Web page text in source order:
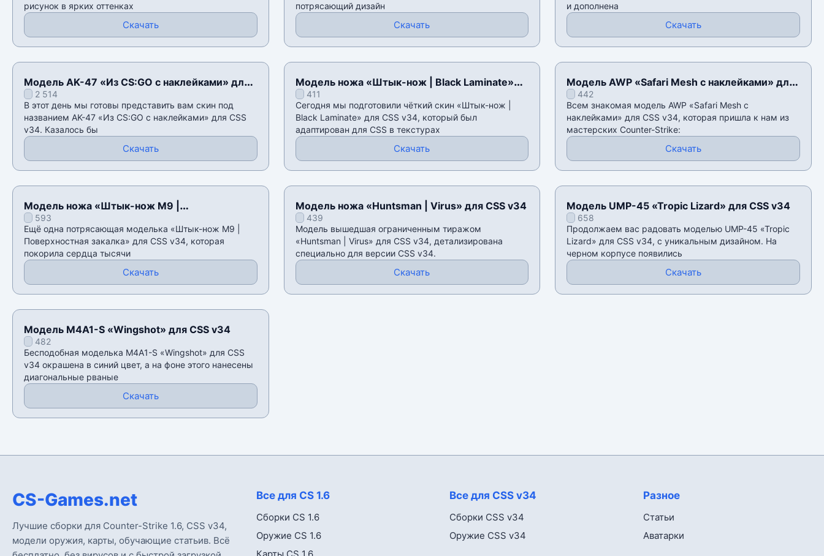
рисунок в ярких оттенках
Скачать
потрясающий дизайн
Скачать
и дополнена
Скачать
Модель AK-47 «Из CS:GO с наклейками» для
CSS v34
2 514
В этот день мы готовы представить вам скин под
названием AK-47 «Из CS:GO с наклейками» для CSS
v34. Казалось бы
Скачать
Модель ножа «Штык-нож | Black Laminate»
для CSS v34
411
Сегодня мы подготовили чёткий скин «Штык-нож |
Black Laminate» для CSS v34, который был
адаптирован для CSS в текстурах
Скачать
Модель AWP «Safari Mesh с наклейками» для
CSS v34
442
Всем знакомая модель AWP «Safari Mesh с
наклейками» для CSS v34, которая пришла к нам из
мастерских Counter-Strike:
Скачать
Модель ножа «Штык-нож M9 |
Поверхностная закалка» для CSS v34
593
Ещё одна потрясающая моделька «Штык-нож M9 |
Поверхностная закалка» для CSS v34, которая
покорила сердца тысячи
Скачать
Модель ножа «Huntsman | Virus» для CSS v34
439
Модель вышедшая ограниченным тиражом
«Huntsman | Virus» для CSS v34, детализирована
специально для версии CSS v34.
Скачать
Модель UMP-45 «Tropic Lizard» для CSS v34
658
Продолжаем вас радовать моделью UMP-45 «Tropic
Lizard» для CSS v34, с уникальным дизайном. На
черном корпусе появились
Скачать
Модель M4A1-S «Wingshot» для CSS v34
482
Бесподобная моделька M4A1-S «Wingshot» для CSS
v34 окрашена в синий цвет, а на фоне этого нанесены
диагональные рваные
Скачать
CS-Games.net
Лучшие сборки для Counter-Strike 1.6, CSS v34,
модели оружия, карты, обучающие статьив. Всё
Все для CS 1.6
Сборки CS 1.6
Оружие CS 1.6
Все для CSS v34
Сборки CSS v34
Оружие CSS v34
Разное
Статьи
Аватарки